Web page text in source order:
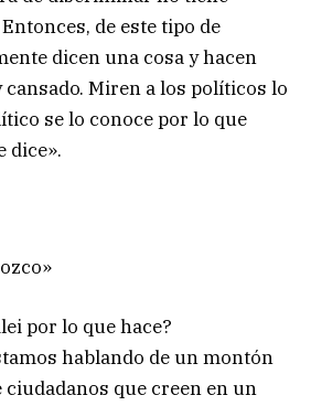
de este tipo de
dicen una cosa y hacen
cansado. Miren a los políticos lo
se lo conoce por lo que
dice».
por lo que hace?
hablando de un montón
ciudadanos que creen en un